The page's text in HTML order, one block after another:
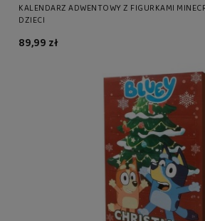
KALENDARZ ADWENTOWY Z FIGURKAMI
DZIECI
89,99 zł